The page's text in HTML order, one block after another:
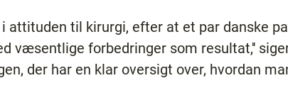
i attituden til kirurgi, efter at et par danske
væsentlige forbedringer som resultat,''
der har en klar oversigt over, hvordan